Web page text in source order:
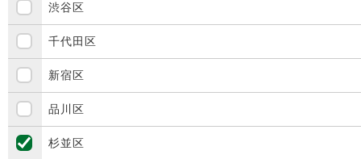
渋谷区
千代田区
新宿区
品川区
杉並区